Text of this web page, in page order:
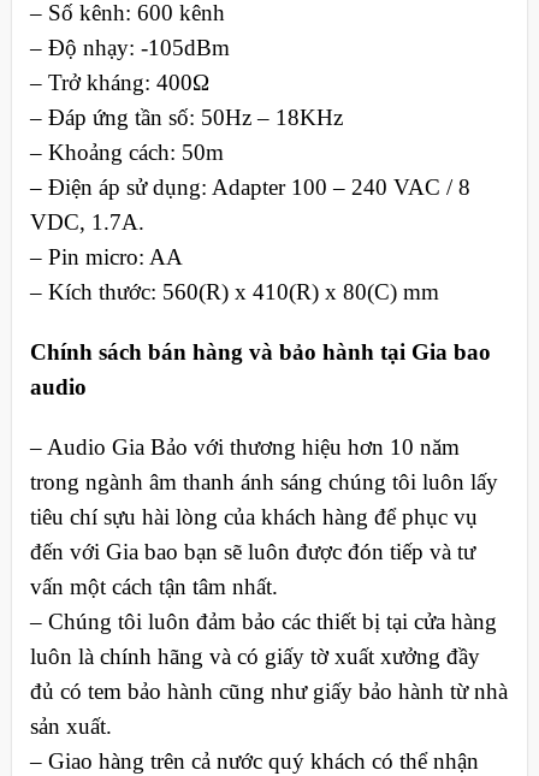
– Số kênh: 600 kênh
– Độ nhạy: -105dBm
– Trở kháng: 400Ω
– Đáp ứng tần số: 50Hz – 18KHz
– Khoảng cách: 50m
– Điện áp sử dụng: Adapter 100 – 240 VAC / 8
VDC, 1.7A.
– Pin micro: AA
– Kích thước: 560(R) x 410(R) x 80(C) mm
Chính sách bán hàng và bảo hành tại Gia bao
audio
– Audio Gia Bảo với thương hiệu hơn 10 năm
trong ngành âm thanh ánh sáng chúng tôi luôn lấy
tiêu chí sựu hài lòng của khách hàng để phục vụ
đến với Gia bao bạn sẽ luôn được đón tiếp và tư
vấn một cách tận tâm nhất.
– Chúng tôi luôn đảm bảo các thiết bị tại cửa hàng
luôn là chính hãng và có giấy tờ xuất xưởng đầy
đủ có tem bảo hành cũng như giấy bảo hành từ nhà
sản xuất.
– Giao hàng trên cả nước quý khách có thể nhận